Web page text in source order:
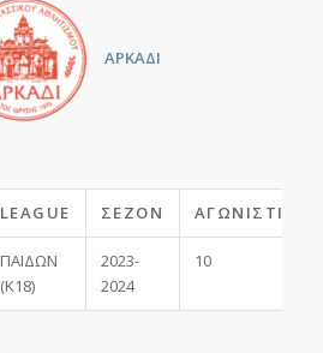
ΑΡΚΑΔΙ
LEAGUE ΣΕΖΌΝ ΑΓΩΝΙΣΤΙΚΉ
ΠΑΙΔΩΝ
(Κ18)
2023-
2024
10